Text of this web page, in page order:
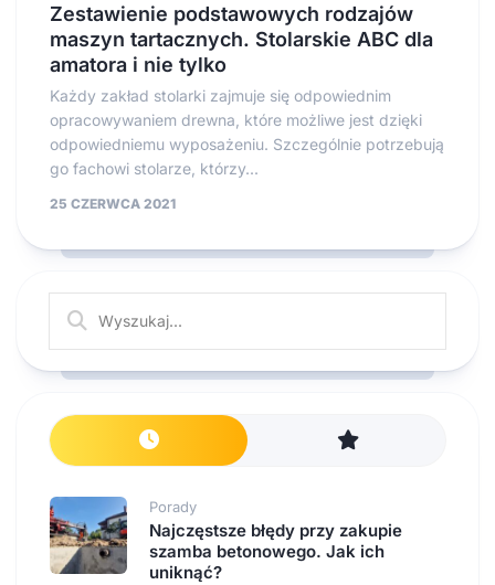
Zestawienie podstawowych rodzajów
maszyn tartacznych. Stolarskie ABC dla
amatora i nie tylko
Każdy zakład stolarki zajmuje się odpowiednim
opracowywaniem drewna, które możliwe jest dzięki
odpowiedniemu wyposażeniu. Szczególnie potrzebują
go fachowi stolarze, którzy...
25 CZERWCA 2021
Porady
Najczęstsze błędy przy zakupie
szamba betonowego. Jak ich
uniknąć?